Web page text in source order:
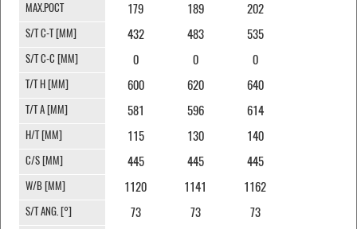
МАХ.РОСТ 179 189 202
S/T C-T [MM] 432 483 535
S/T C-C [MM] 0 0 0
T/T H [MM] 600 620 640
T/T A [MM] 581 596 614
H/T [MM] 115 130 140
C/S [MM] 445 445 445
W/B [MM] 1120 1141 1162
S/T ANG. [°] 73 73 73